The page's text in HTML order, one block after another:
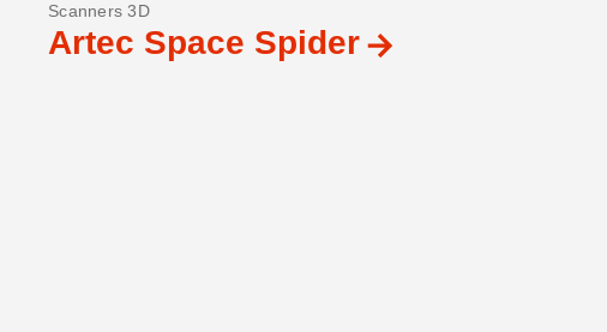
Scanners 3D
Artec Space Spider